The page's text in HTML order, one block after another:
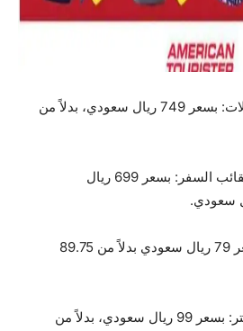
مجموعة حقائب سفر بعجلات: بسعر 749 ريال سعودي، بدلاً من
مجموعة من 3 قطع من حقائب السفر: بسعر 699 ريال
بطانية 130*160 سم: بسعر 79 ريال سعودي بدلاً من 89.75
كوب حفظ الحرارة 0.47 لتر: بسعر 99 ريال سعودي، بدلاً من